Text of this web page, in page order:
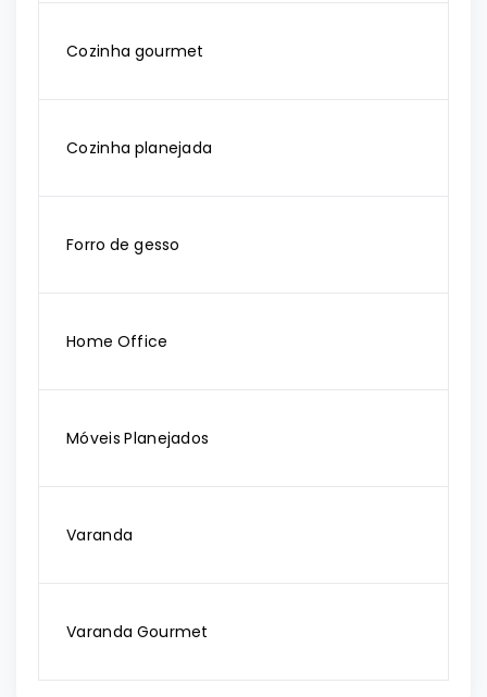
Cozinha gourmet
Cozinha planejada
Forro de gesso
Home Office
Móveis Planejados
Varanda
Varanda Gourmet